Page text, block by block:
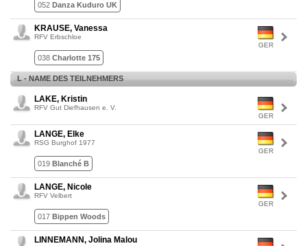
052 Danza Kuduro UK
GER
KRAUSE, Vanessa
RFV Erbschloe
038 Charlotte 175
L - NAME DES TEILNEHMERS
GER
LAKE, Kristin
RFV Gut Diefhausen e. V.
GER
LANGE, Elke
RSG Burghof 1977
019 Blanché B
GER
LANGE, Nicole
RFV Velbert
017 Bippen Woods
LINNEMANN, Jolina Malou